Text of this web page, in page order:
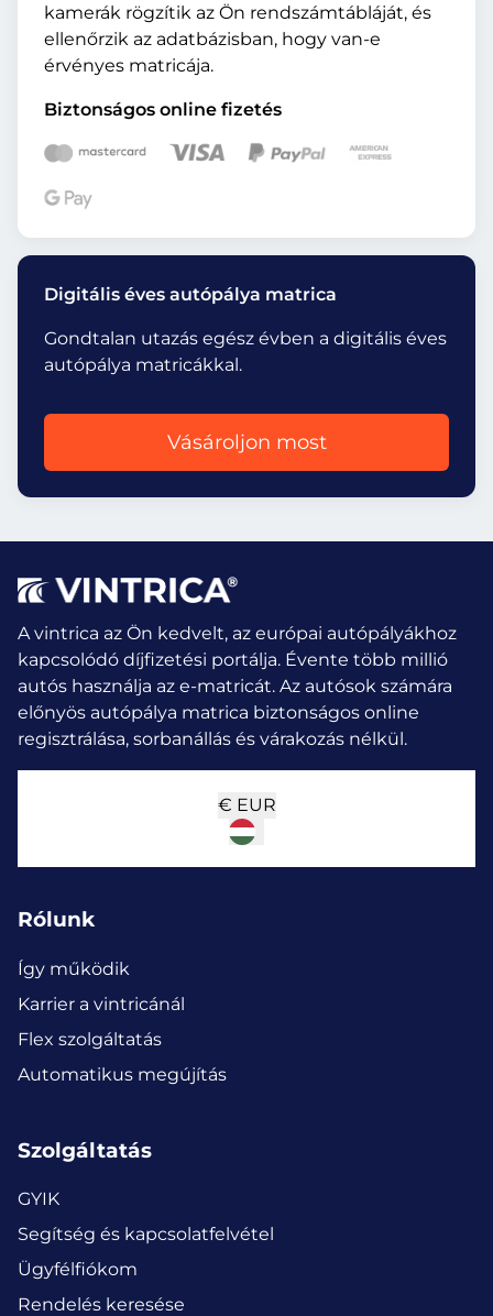
kamerák rögzítik az Ön rendszámtábláját, és
ellenőrzik az adatbázisban, hogy van-e
érvényes matricája.
Biztonságos online fizetés
Digitális éves autópálya matrica
Gondtalan utazás egész évben a digitális éves
autópálya matricákkal.
Vásároljon most
A vintrica az Ön kedvelt, az európai autópályákhoz
kapcsolódó díjfizetési portálja. Évente több millió
autós használja az e-matricát. Az autósok számára
előnyös autópálya matrica biztonságos online
regisztrálása, sorbanállás és várakozás nélkül.
€ EUR
Rólunk
Így működik
Karrier a vintricánál
Flex szolgáltatás
Automatikus megújítás
Szolgáltatás
GYIK
Segítség és kapcsolatfelvétel
Ügyfélfiókom
Rendelés keresése